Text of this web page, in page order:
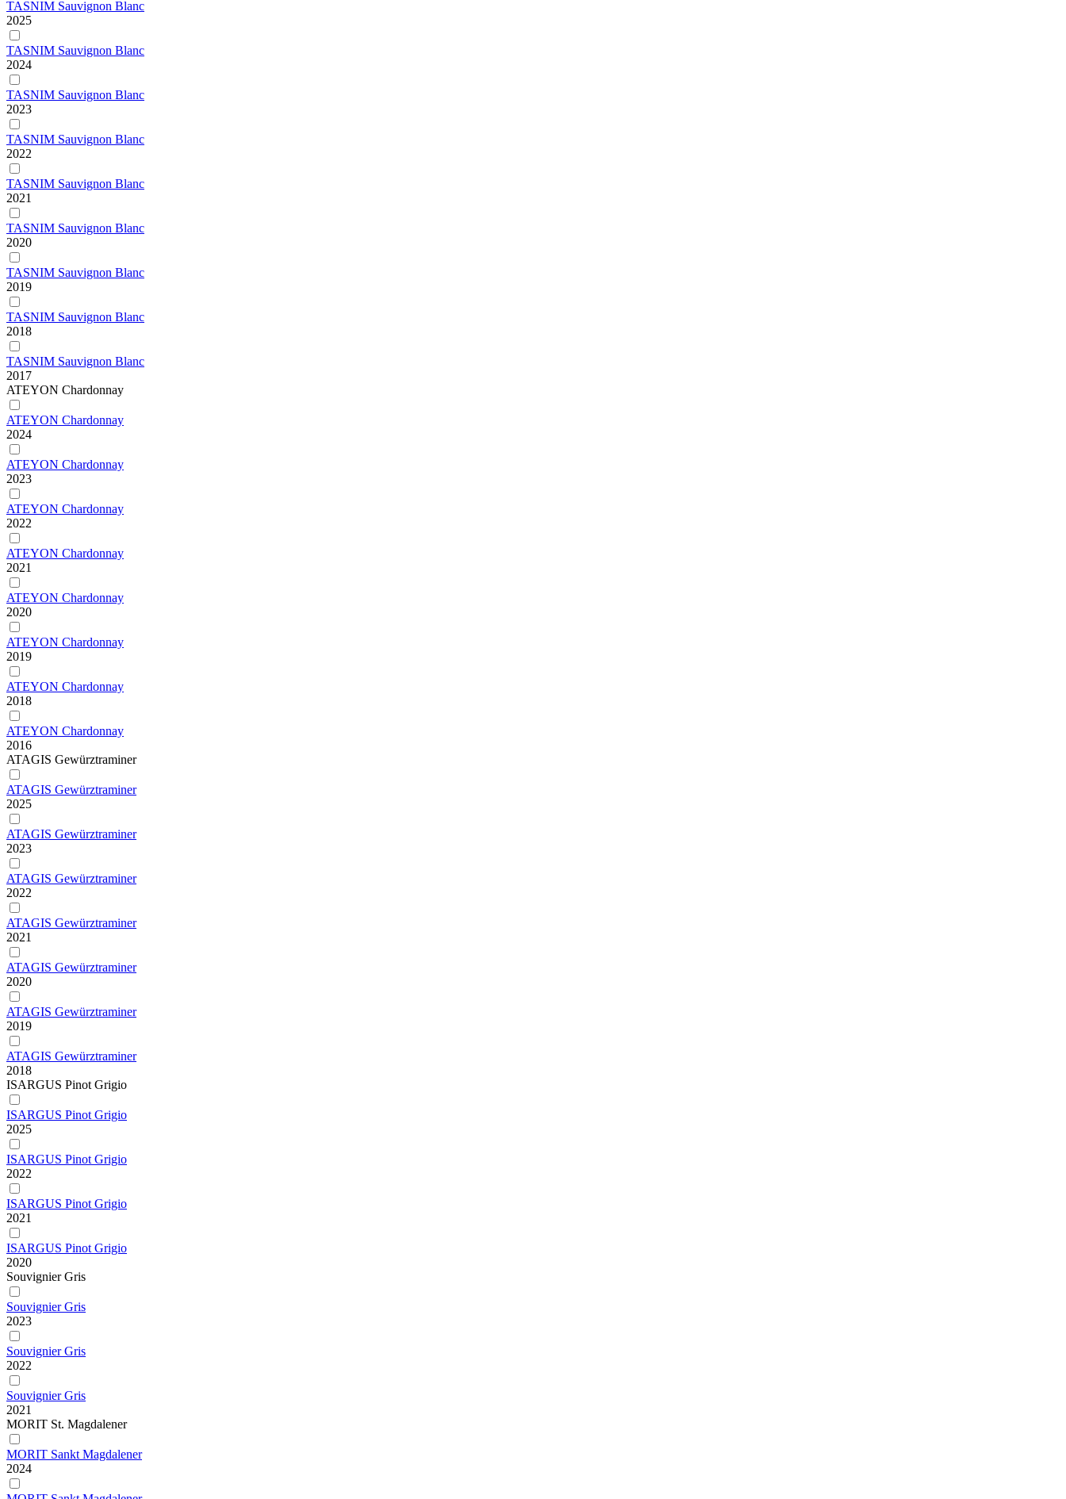
TASNIM Sauvignon Blanc
2025
TASNIM Sauvignon Blanc
2024
TASNIM Sauvignon Blanc
2023
TASNIM Sauvignon Blanc
2022
TASNIM Sauvignon Blanc
2021
TASNIM Sauvignon Blanc
2020
TASNIM Sauvignon Blanc
2019
TASNIM Sauvignon Blanc
2018
TASNIM Sauvignon Blanc
2017
ATEYON Chardonnay
ATEYON Chardonnay
2024
ATEYON Chardonnay
2023
ATEYON Chardonnay
2022
ATEYON Chardonnay
2021
ATEYON Chardonnay
2020
ATEYON Chardonnay
2019
ATEYON Chardonnay
2018
ATEYON Chardonnay
2016
ATAGIS Gewürztraminer
ATAGIS Gewürztraminer
2025
ATAGIS Gewürztraminer
2023
ATAGIS Gewürztraminer
2022
ATAGIS Gewürztraminer
2021
ATAGIS Gewürztraminer
2020
ATAGIS Gewürztraminer
2019
ATAGIS Gewürztraminer
2018
ISARGUS Pinot Grigio
ISARGUS Pinot Grigio
2025
ISARGUS Pinot Grigio
2022
ISARGUS Pinot Grigio
2021
ISARGUS Pinot Grigio
2020
Souvignier Gris
Souvignier Gris
2023
Souvignier Gris
2022
Souvignier Gris
2021
MORIT St. Magdalener
MORIT Sankt Magdalener
2024